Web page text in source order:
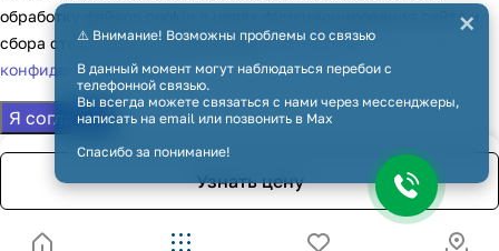
Узнать цену
⚠️ Внимание! Возможны проблемы со связью
В данный момент могут наблюдаться перебои с
телефонной связью.
Вы всегда можете связаться с нами через мессенджеры,
написать на email или позвонить в Max
Спасибо за понимание!
×
обработку файлов cookie в целях функционирования сайта и
сбора статистики в соответствии сполитикой
конфиденциальности
Я согласен